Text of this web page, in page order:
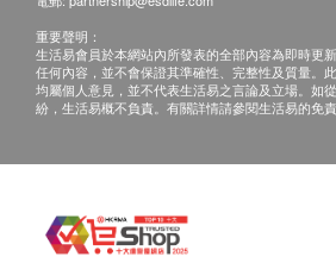
重要聲明：
生活易會員於本網站內所發表的全部內容為即時更
任何內容，並不會保證其準確性、完整性及質量。
均屬個人意見，並不代表生活易之言論及立場。如
紛，生活易概不負責。有關詳情請參閱生活易的免責